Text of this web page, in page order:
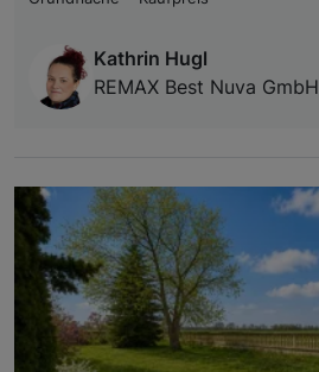
Kathrin Hugl
REMAX Best Nuva GmbH